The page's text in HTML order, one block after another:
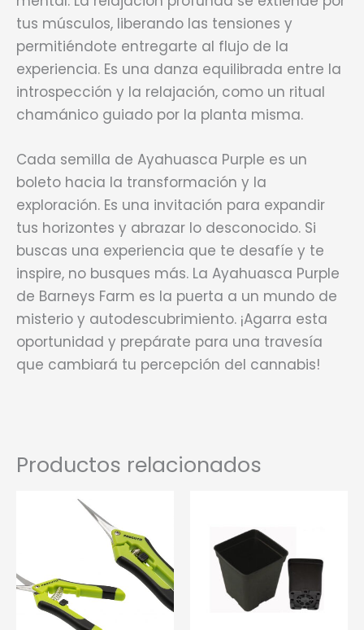
tus músculos, liberando las tensiones y
permitiéndote entregarte al flujo de la
experiencia. Es una danza equilibrada entre la
introspección y la relajación, como un ritual
chamánico guiado por la planta misma.
Cada semilla de Ayahuasca Purple es un
boleto hacia la transformación y la
exploración. Es una invitación para expandir
tus horizontes y abrazar lo desconocido. Si
buscas una experiencia que te desafíe y te
inspire, no busques más. La Ayahuasca Purple
de Barneys Farm es la puerta a un mundo de
misterio y autodescubrimiento. ¡Agarra esta
oportunidad y prepárate para una travesía
que cambiará tu percepción del cannabis!
Productos relacionados